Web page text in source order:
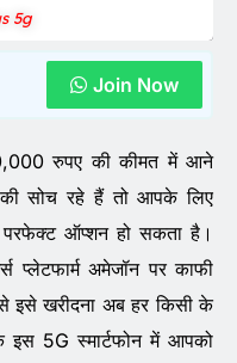
5g
Join Now
रुपए की कीमत में आने
की सोच रहे हैं तो आपके लिए
ऑप्शन हो सकता है।
प्लेटफार्म अमेजॉन पर काफी
इसे खरीदना अब हर किसी के
इस 5G स्मार्टफोन में आपको